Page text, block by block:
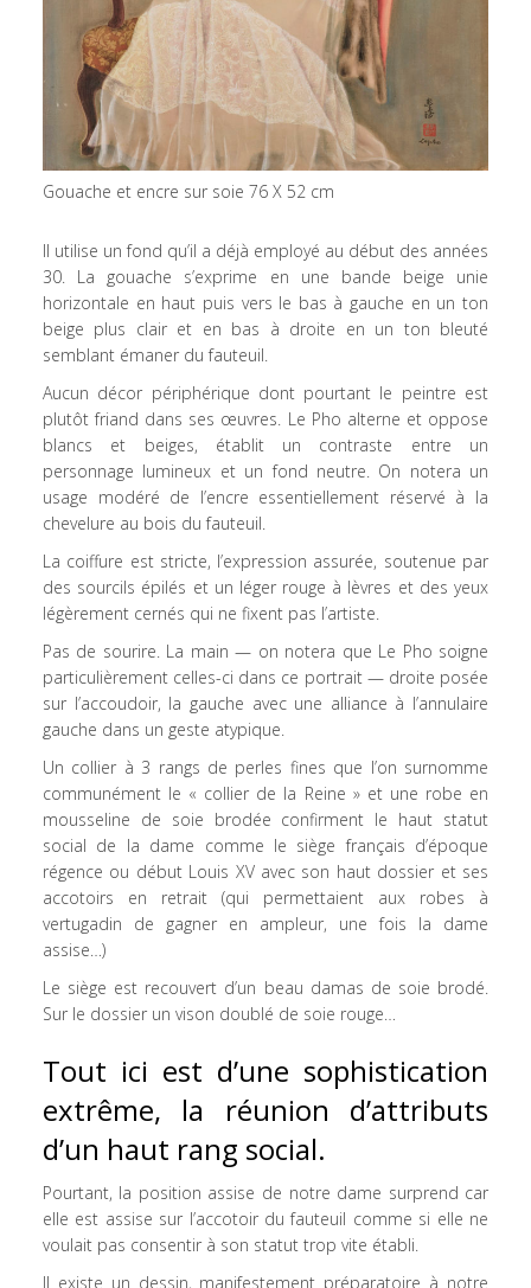
Gouache et encre sur soie 76 X 52 cm
Il utilise un fond qu’il a déjà employé au début des années
30. La gouache s’exprime en une bande beige unie
horizontale en haut puis vers le bas à gauche en un ton
beige plus clair et en bas à droite en un ton bleuté
semblant émaner du fauteuil.
Aucun décor périphérique dont pourtant le peintre est
plutôt friand dans ses œuvres. Le Pho alterne et oppose
blancs et beiges, établit un contraste entre un
personnage lumineux et un fond neutre. On notera un
usage modéré de l’encre essentiellement réservé à la
chevelure au bois du fauteuil.
La coiffure est stricte, l’expression assurée, soutenue par
des sourcils épilés et un léger rouge à lèvres et des yeux
légèrement cernés qui ne fixent pas l’artiste.
Pas de sourire. La main — on notera que Le Pho soigne
particulièrement celles-ci dans ce portrait — droite posée
sur l’accoudoir, la gauche avec une alliance à l’annulaire
gauche dans un geste atypique.
Un collier à 3 rangs de perles fines que l’on surnomme
communément le « collier de la Reine » et une robe en
mousseline de soie brodée confirment le haut statut
social de la dame comme le siège français d’époque
régence ou début Louis XV avec son haut dossier et ses
accotoirs en retrait (qui permettaient aux robes à
vertugadin de gagner en ampleur, une fois la dame
assise…)
Le siège est recouvert d’un beau damas de soie brodé.
Sur le dossier un vison doublé de soie rouge…
Tout ici est d’une sophistication
extrême, la réunion d’attributs
d’un haut rang social.
Pourtant, la position assise de notre dame surprend car
elle est assise sur l’accotoir du fauteuil comme si elle ne
voulait pas consentir à son statut trop vite établi.
Il existe un dessin, manifestement préparatoire à notre